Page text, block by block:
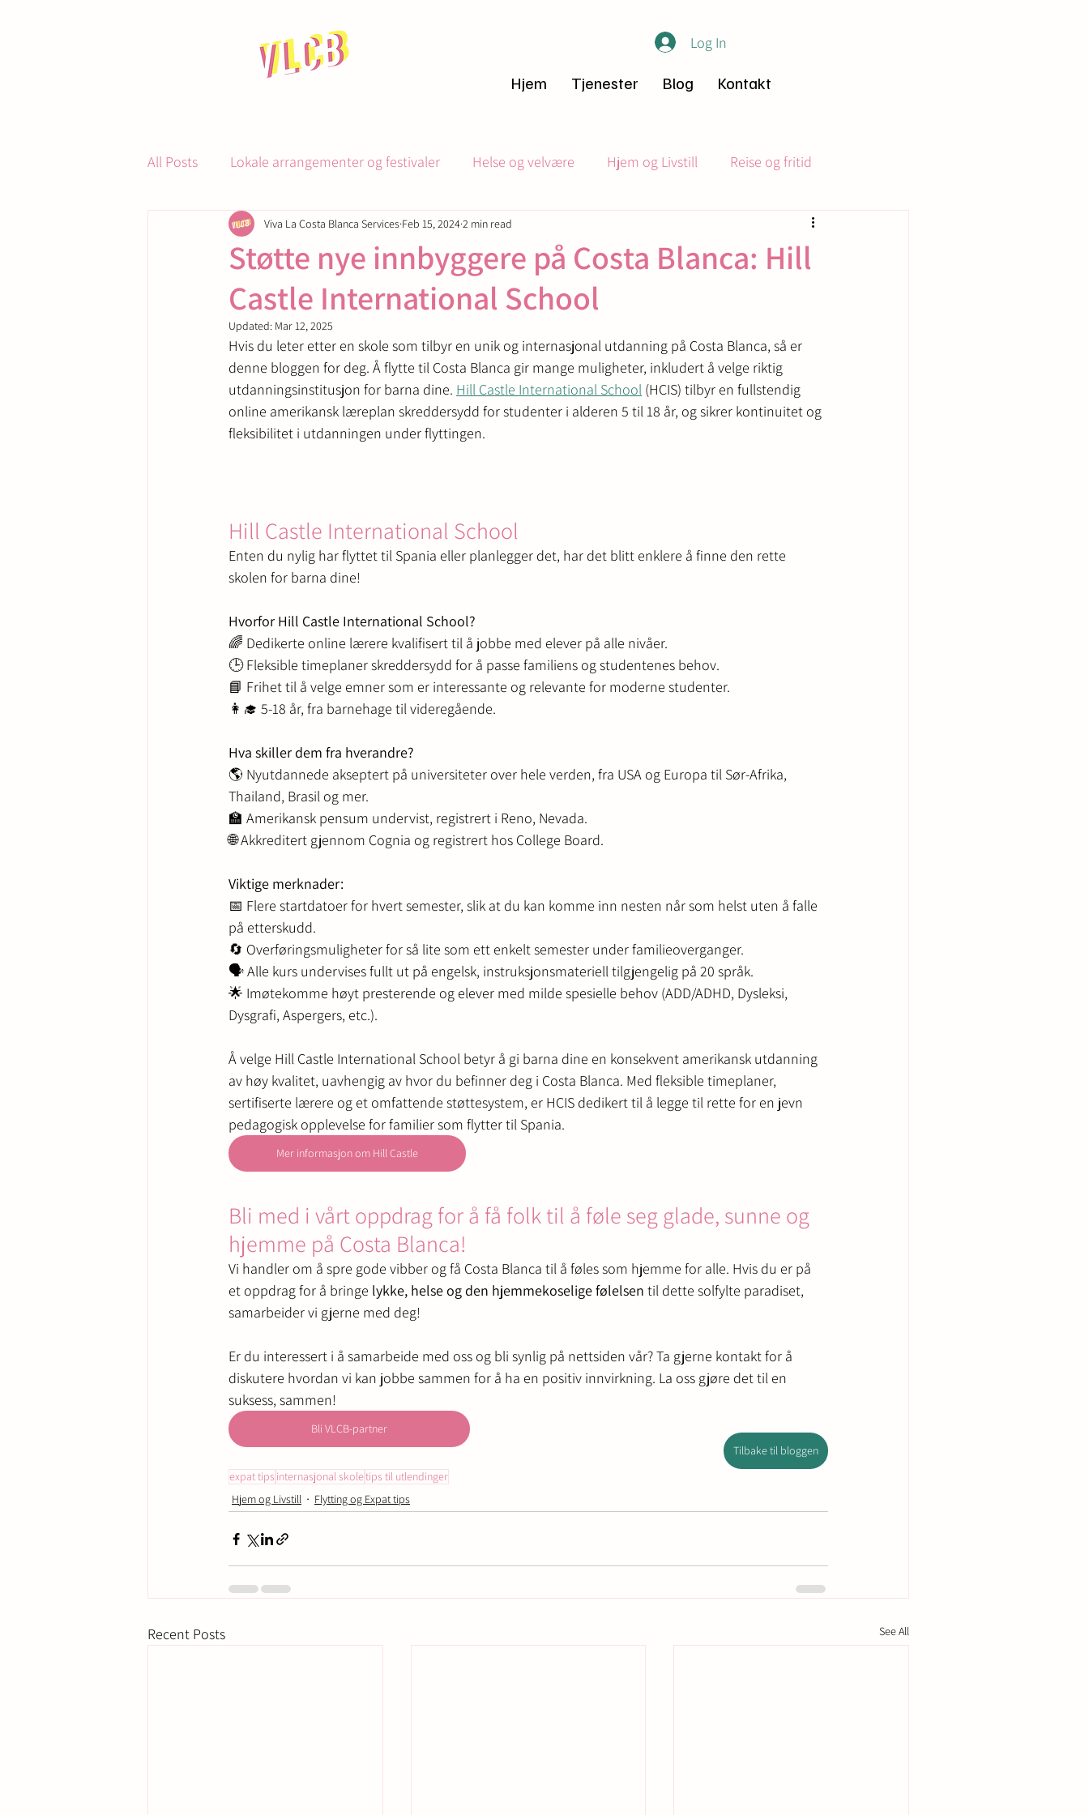
Log In
Hjem Tjenester Blog Kontakt
All Posts Lokale arrangementer og festivaler Helse og velvære Hjem og Livstill Reise og fritid
Gastronomi og servering Fellesskap Flytting og Expat tips
Støtte nye innbyggere på Costa Blanca: Hill
Castle International School
Viva La Costa Blanca Services Feb 15, 20242 min read
Updated: Mar 12, 2025
Hvis du leter etter en skole som tilbyr en unik og internasjonal utdanning på Costa Blanca, så er
denne bloggen for deg. Å flytte til Costa Blanca gir mange muligheter, inkludert å velge riktig
utdanningsinstitusjon for barna dine. Hill Castle International School (HCIS) tilbyr en fullstendig
online amerikansk læreplan skreddersydd for studenter i alderen 5 til 18 år, og sikrer kontinuitet og
fleksibilitet i utdanningen under flyttingen.
Hill Castle International School
Enten du nylig har flyttet til Spania eller planlegger det, har det blitt enklere å finne den rette
skolen for barna dine!
Hvorfor Hill Castle International School?
🌈 Dedikerte online lærere kvalifisert til å jobbe med elever på alle nivåer.
🕒 Fleksible timeplaner skreddersydd for å passe familiens og studentenes behov.
📘 Frihet til å velge emner som er interessante og relevante for moderne studenter.
👩‍🎓 5-18 år, fra barnehage til videregående.
Hva skiller dem fra hverandre?
🌎 Nyutdannede akseptert på universiteter over hele verden, fra USA og Europa til Sør-Afrika,
Thailand, Brasil og mer.
🏫 Amerikansk pensum undervist, registrert i Reno, Nevada.
🌐 Akkreditert gjennom Cognia og registrert hos College Board.
Viktige merknader:
📅 Flere startdatoer for hvert semester, slik at du kan komme inn nesten når som helst uten å falle
på etterskudd.
🔄 Overføringsmuligheter for så lite som ett enkelt semester under familieoverganger.
🗣️ Alle kurs undervises fullt ut på engelsk, instruksjonsmateriell tilgjengelig på 20 språk.
🌟 Imøtekomme høyt presterende og elever med milde spesielle behov (ADD/ADHD, Dysleksi,
Dysgrafi, Aspergers, etc.).
Å velge Hill Castle International School betyr å gi barna dine en konsekvent amerikansk utdanning
av høy kvalitet, uavhengig av hvor du befinner deg i Costa Blanca. Med fleksible timeplaner,
sertifiserte lærere og et omfattende støttesystem, er HCIS dedikert til å legge til rette for en jevn
pedagogisk opplevelse for familier som flytter til Spania.
Mer informasjon om Hill Castle
Bli med i vårt oppdrag for å få folk til å føle seg glade, sunne og
hjemme på Costa Blanca!
Vi handler om å spre gode vibber og få Costa Blanca til å føles som hjemme for alle. Hvis du er på
et oppdrag for å bringe lykke, helse og den hjemmekoselige følelsen til dette solfylte paradiset,
samarbeider vi gjerne med deg!
Er du interessert i å samarbeide med oss ​​og bli synlig på nettsiden vår? Ta gjerne kontakt for å
diskutere hvordan vi kan jobbe sammen for å ha en positiv innvirkning. La oss gjøre det til en
suksess, sammen!
Bli VLCB-partner
Tilbake til bloggen
expat tipsinternasjonal skoletips til utlendinger
Hjem og Livstill
Flytting og Expat tips
Recent Posts See All